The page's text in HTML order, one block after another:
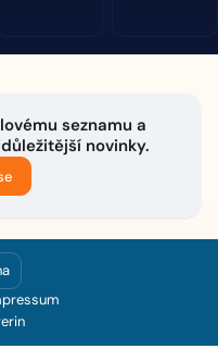
seznamu a
novinky.